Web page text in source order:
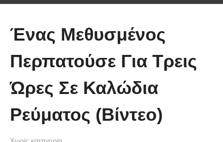
Η Ειρήνη Ερμίδου βγήκε σε
(Βίντεο)
Ένας Μεθυσμένος
Περπατούσε Για Τρεις
Ώρες Σε Καλώδια
Ρεύματος (Βίντεο)